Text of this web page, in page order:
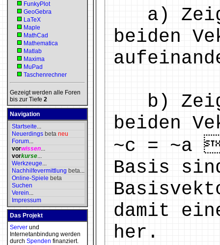
FunkyPlot
GeoGebra
LaTeX
Maple
MathCad
Mathematica
Matlab
Maxima
MuPad
Taschenrechner
Gezeigt werden alle Foren
bis zur Tiefe 2
Navigation
Startseite...
Neuerdings beta neu
Forum...
vorwissen...
vorkurse...
Werkzeuge...
Nachhilfevermittlung beta...
Online-Spiele beta
Suchen
Verein...
Impressum
Das Projekt
Server und
Internetanbindung werden
durch Spenden finanziert.
a)
beiden
b)
beiden
~c = ~a
Basis
damit
her.